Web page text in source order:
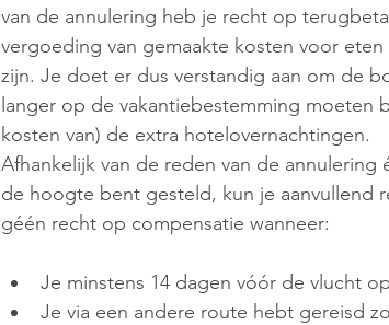
van de annulering heb je recht op
vergoeding van gemaakte kosten voor
zijn. Je doet er dus verstandig aan om de
langer op de vakantiebestemming moeten
kosten van) de extra hotelovernachtingen.
Afhankelijk van de reden van de
de hoogte bent gesteld, kun je aanvullend
géén recht op compensatie wanneer:
Je minstens 14 dagen vóór de vlucht
Je via een andere route hebt gereisd